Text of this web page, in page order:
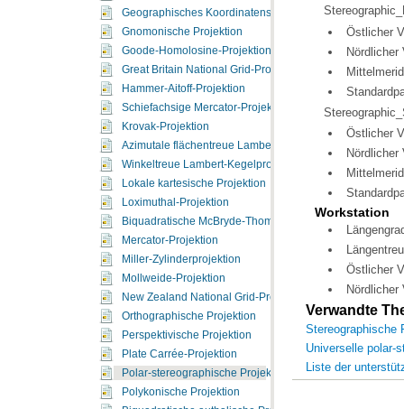
Geographisches Koordinatensystem
Gnomonische Projektion
Goode-Homolosine-Projektion
Great Britain National Grid-Projektion
Hammer-Aitoff-Projektion
Schiefachsige Mercator-Projektion nach Hotine
Krovak-Projektion
Azimutale flächentreue Lambert-Projektion
Winkeltreue Lambert-Kegelprojektion
Lokale kartesische Projektion
Loximuthal-Projektion
Biquadratische McBryde-Thomas-Projektion mit Pollinie
Mercator-Projektion
Miller-Zylinderprojektion
Mollweide-Projektion
New Zealand National Grid-Projektion
Orthographische Projektion
Perspektivische Projektion
Plate Carrée-Projektion
Polar-stereographische Projektion
Polykonische Projektion
Östlicher
Nördlicher
Östlicher
Nördlicher
Workstation
Östlicher
Nördlicher
Verwandte
Stereographische
Universelle polar-
Liste der